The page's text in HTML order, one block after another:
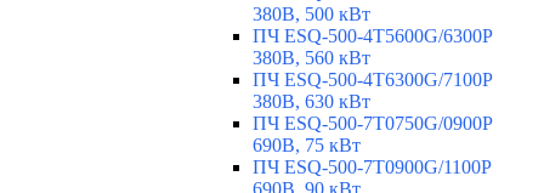
380В, 500 кВт
ПЧ ESQ-500-4T5600G/6300P
380В, 560 кВт
ПЧ ESQ-500-4T6300G/7100P
380В, 630 кВт
ПЧ ESQ-500-7T0750G/0900P
690В, 75 кВт
ПЧ ESQ-500-7T0900G/1100P